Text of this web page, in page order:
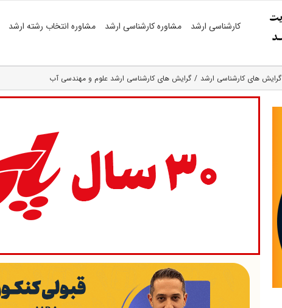
کارشناسی ارشد مشاوره کارشناسی ارشد مشاوره انتخاب رشته ارشد
گرایش های کارشناسی ارشد گرایش های کارشناسی ارشد علوم و مهندسی آب